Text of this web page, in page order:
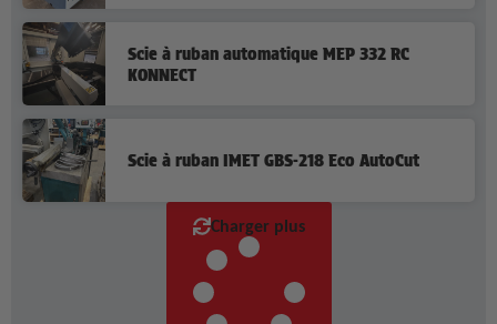
Scie à ruban automatique MEP 332 RC
KONNECT
Scie à ruban IMET GBS-218 Eco AutoCut
Charger plus